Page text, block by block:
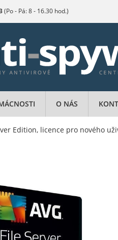
(Po - Pá: 8 - 16.30 hod.)
O NÁS
Edition, licence pro nového